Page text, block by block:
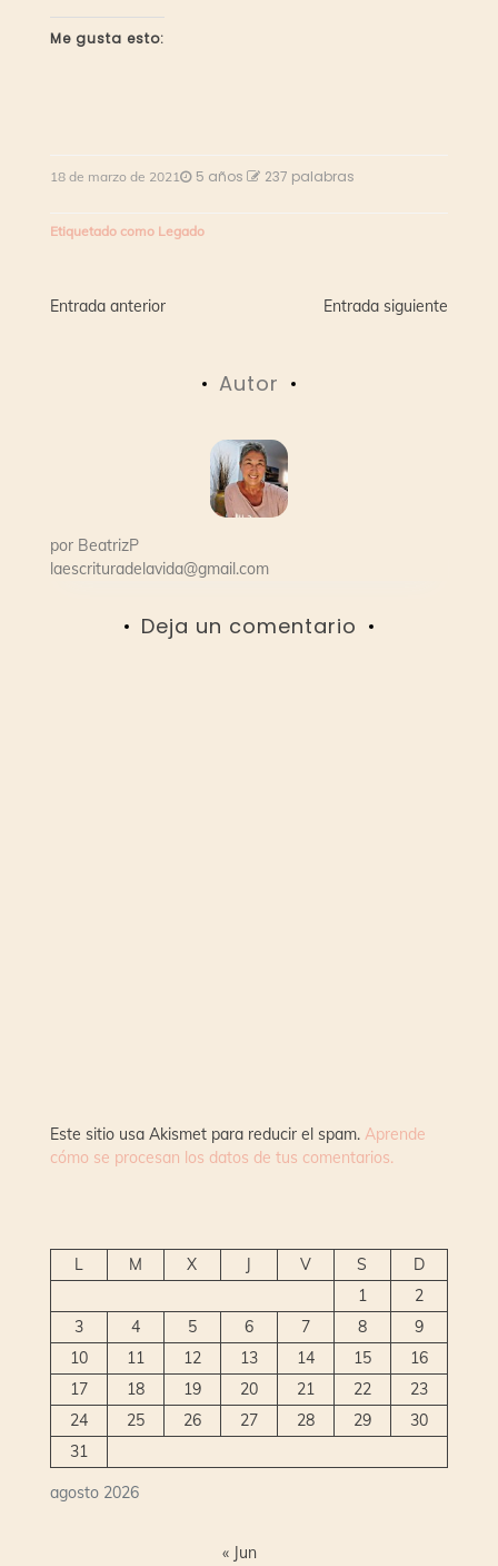
Me gusta esto:
18 de marzo de 2021 5 años 237 palabras
Etiquetado como Legado
Navegación
entradas
Entrada anterior Entrada siguiente
Autor
por BeatrizP
laescrituradelavida@gmail.com
Deja un comentario
Este sitio usa Akismet para reducir el spam. Aprende
cómo se procesan los datos de tus comentarios.
agosto 2026
L M X J V S
D
1
2
3
4 5 6 7 8
9
10
11 12 13 14 15
16
17
18 19 20 21 22
23
24
25 26 27 28 29
30
31
« Jun